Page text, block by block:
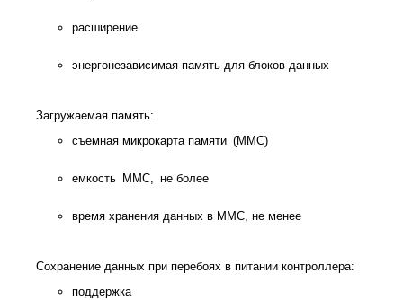
расширение
энергонезависимая память для блоков данных
Загружаемая память:
съемная микрокарта памяти (MMC)
емкость MMC, не более
время хранения данных в MMC, не менее
Сохранение данных при перебоях в питании контроллера:
поддержка